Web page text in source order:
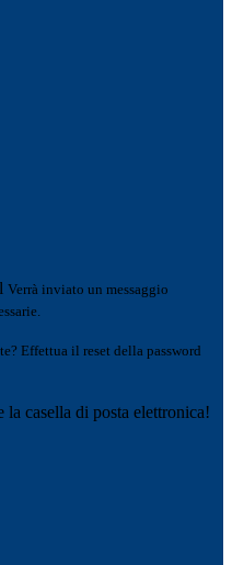
Verrà inviato un messaggio
Effettua il reset della password
casella di posta elettronica!